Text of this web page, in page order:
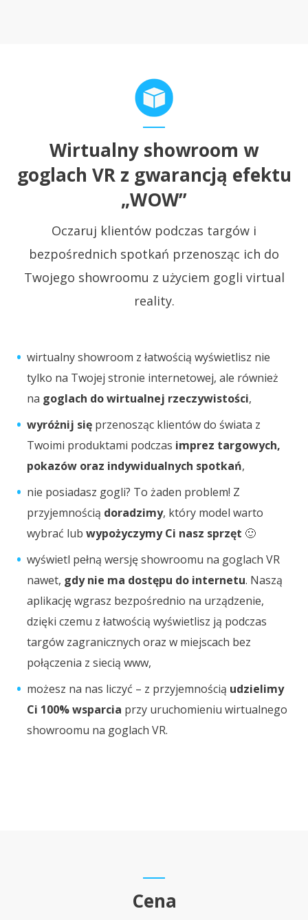
Wirtualny showroom w
goglach VR z gwarancją efektu
„WOW”
Oczaruj klientów podczas targów i
bezpośrednich spotkań przenosząc ich do
Twojego showroomu z użyciem gogli virtual
reality.
wirtualny showroom z łatwością wyświetlisz nie
tylko na Twojej stronie internetowej, ale również
na goglach do wirtualnej rzeczywistości,
wyróżnij się przenosząc klientów do świata z
Twoimi produktami podczas imprez targowych,
pokazów oraz indywidualnych spotkań,
nie posiadasz gogli? To żaden problem! Z
przyjemnością doradzimy, który model warto
wybrać lub wypożyczymy Ci nasz sprzęt 🙂
wyświetl pełną wersję showroomu na goglach VR
nawet, gdy nie ma dostępu do internetu. Naszą
aplikację wgrasz bezpośrednio na urządzenie,
dzięki czemu z łatwością wyświetlisz ją podczas
targów zagranicznych oraz w miejscach bez
połączenia z siecią www,
możesz na nas liczyć – z przyjemnością udzielimy
Ci 100% wsparcia przy uruchomieniu wirtualnego
showroomu na goglach VR.
Cena